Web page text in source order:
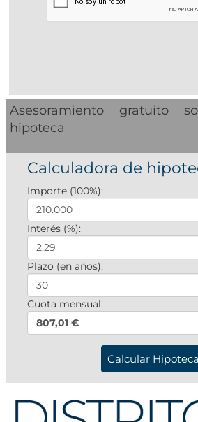
Asesoramiento gratuito
hipoteca
Calculadora de
Importe (100%):
Interés (%):
Plazo (en años):
Cuota mensual:
807,01 €